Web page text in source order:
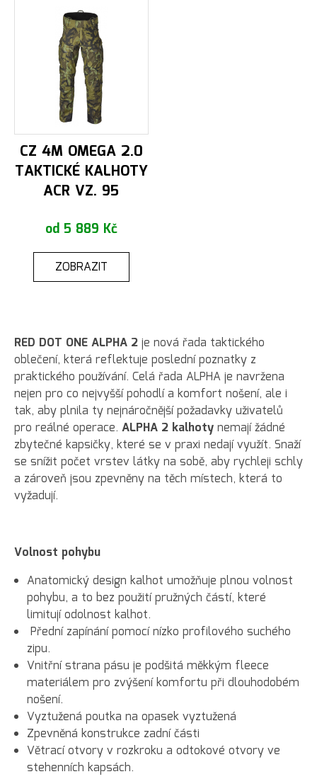
CZ 4M OMEGA 2.0
TAKTICKÉ KALHOTY
ACR VZ. 95
od 5 889 Kč
ZOBRAZIT
RED DOT ONE ALPHA 2 je nová řada taktického
oblečení, která reflektuje poslední poznatky z
praktického používání. Celá řada ALPHA je navržena
nejen pro co nejvyšší pohodlí a komfort nošení, ale i
tak, aby plnila ty nejnáročnější požadavky uživatelů
pro reálné operace. ALPHA 2 kalhoty nemají žádné
zbytečné kapsičky, které se v praxi nedají využít. Snaží
se snížit počet vrstev látky na sobě, aby rychleji schly
a zároveň jsou zpevněny na těch místech, která to
vyžadují.
Volnost pohybu
Anatomický design kalhot umožňuje plnou volnost
pohybu, a to bez použití pružných částí, které
limitují odolnost kalhot.
Přední zapínání pomocí nízko profilového suchého
zipu.
Vnitřní strana pásu je podšitá měkkým fleece
materiálem pro zvýšení komfortu při dlouhodobém
nošení.
Vyztužená poutka na opasek vyztužená
Zpevněná konstrukce zadní části
Větrací otvory v rozkroku a odtokové otvory ve
stehenních kapsách.